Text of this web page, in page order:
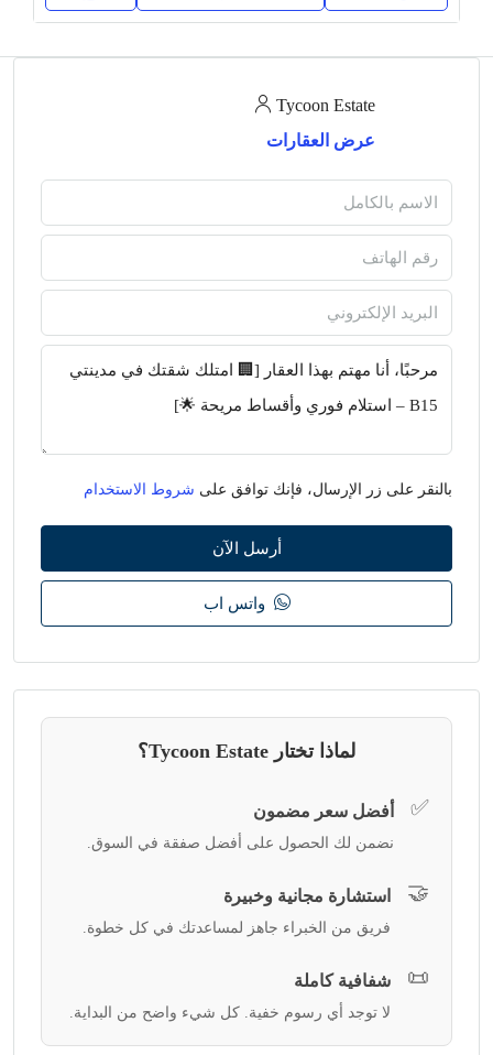
Tycoon Estate
عرض العقارات
بالنقر على زر الإرسال، فإنك توافق على شروط الاستخدام
أرسل الآن
واتس اب
لماذا تختار Tycoon Estate؟
✅ أفضل سعر مضمون
نضمن لك الحصول على أفضل صفقة في السوق.
🤝 استشارة مجانية وخبيرة
فريق من الخبراء جاهز لمساعدتك في كل خطوة.
📜 شفافية كاملة
لا توجد أي رسوم خفية. كل شيء واضح من البداية.